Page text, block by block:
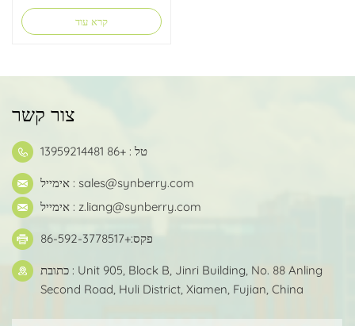
קרא עוד
צור קשר
טל : +86 13959214481
אימייל : sales@synberry.com
אימייל : z.liang@synberry.com
פקס:+86-592-3778517
כתובת : Unit 905, Block B, Jinri Building, No. 88 Anling
Second Road, Huli District, Xiamen, Fujian, China